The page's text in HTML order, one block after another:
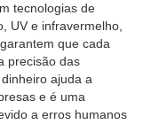
tecnologias de
UV e infravermelho,
que cada
precisão das
ajuda a
e é uma
a erros humanos